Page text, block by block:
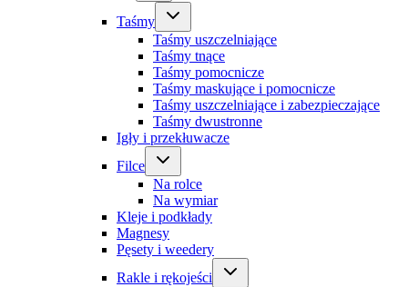
Taśmy
Taśmy uszczelniające
Taśmy tnące
Taśmy pomocnicze
Taśmy maskujące i pomocnicze
Taśmy uszczelniające i zabezpieczające
Taśmy dwustronne
Igły i przekłuwacze
Filce
Na rolce
Na wymiar
Kleje i podkłady
Magnesy
Pęsety i weedery
Rakle i rękojeści